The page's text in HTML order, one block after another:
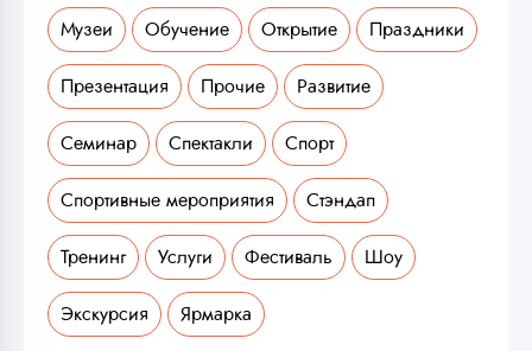
Музеи Обучение Открытие Праздники
Презентация Прочие Развитие
Семинар Спектакли Спорт
Спортивные мероприятия Стэндап
Тренинг Услуги Фестиваль Шоу
Экскурсия Ярмарка